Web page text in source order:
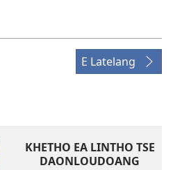
E Latelang
KHETHO EA LINTHO TSE
DAONLOUDOANG